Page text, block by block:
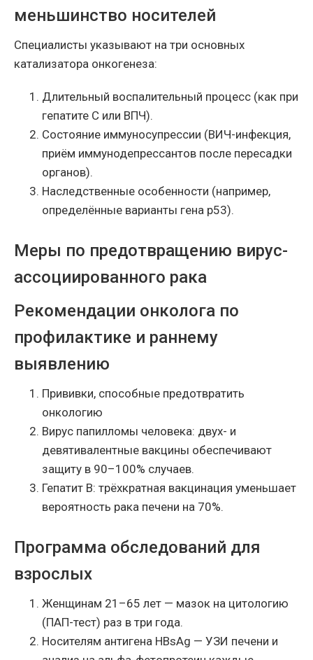
меньшинство носителей
Специалисты указывают на три основных
катализатора онкогенеза:
Длительный воспалительный процесс (как при
гепатите C или ВПЧ).
Состояние иммуносупрессии (ВИЧ-инфекция,
приём иммунодепрессантов после пересадки
органов).
Наследственные особенности (например,
определённые варианты гена p53).
Меры по предотвращению вирус-
ассоциированного рака
Рекомендации онколога по
профилактике и раннему
выявлению
Прививки, способные предотвратить
онкологию
Вирус папилломы человека: двух- и
девятивалентные вакцины обеспечивают
защиту в 90–100% случаев.
Гепатит B: трёхкратная вакцинация уменьшает
вероятность рака печени на 70%.
Программа обследований для
взрослых
Женщинам 21–65 лет — мазок на цитологию
(ПАП-тест) раз в три года.
Носителям антигена HBsAg — УЗИ печени и